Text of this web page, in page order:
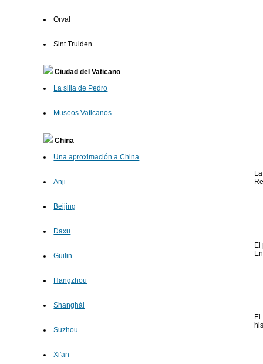
Orval
Sint Truiden
Ciudad del Vaticano
La silla de Pedro
Museos Vaticanos
China
Una aproximación a China
Anji
Beijing
Daxu
Guilin
Hangzhou
Shanghái
Suzhou
Xi'an